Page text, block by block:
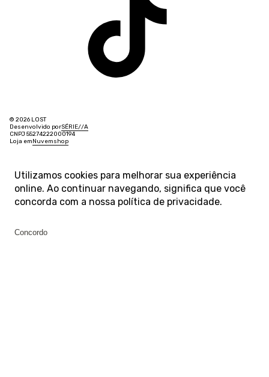
© 2026 LOST
Desenvolvido porSÉRIE//A
CNPJ 55274222000194
Loja emNuvemshop
Utilizamos cookies para melhorar sua experiência
online. Ao continuar navegando, significa que você
concorda com a nossa política de privacidade.
Concordo